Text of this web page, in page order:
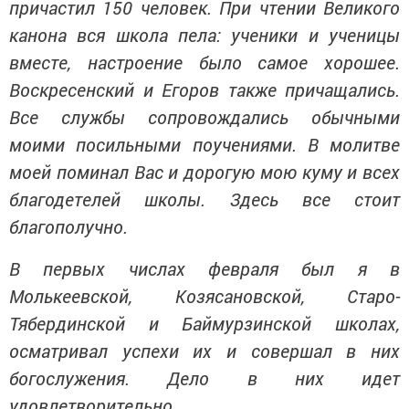
причастил 150 человек. При чтении Великого
канона вся школа пела: ученики и ученицы
вместе, настроение было самое хорошее.
Воскресенский и Егоров также причащались.
Все службы сопровождались обычными
моими посильными поучениями. В молитве
моей поминал Вас и дорогую мою куму и всех
благодетелей школы. Здесь все стоит
благополучно.
В первых числах февраля был я в
Молькеевской, Козясановской, Старо-
Тябердинской и Баймурзинской школах,
осматривал успехи их и совершал в них
богослужения. Дело в них идет